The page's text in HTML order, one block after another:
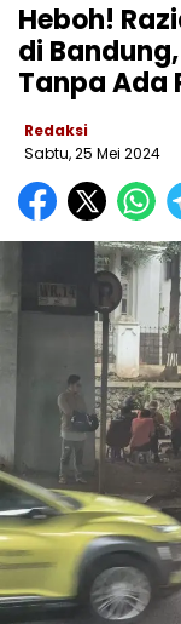
Heboh!
di
Tanpa Ada
Redaksi
Sabtu, 25 Mei 2024